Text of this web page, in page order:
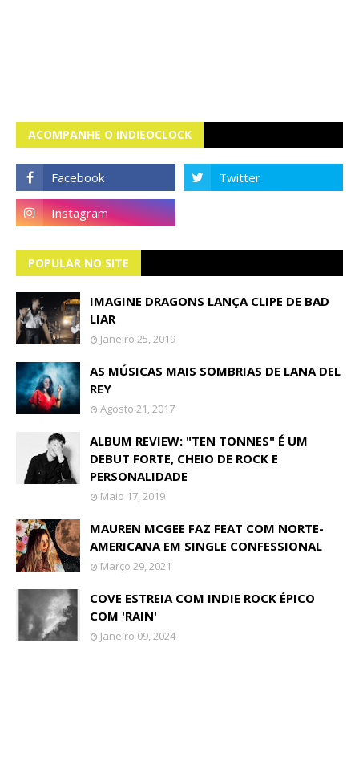
ACOMPANHE O INDIEOCLOCK
POPULAR NO SITE
IMAGINE DRAGONS LANÇA CLIPE DE BAD
LIAR
Janeiro 25, 2019
AS MÚSICAS MAIS SOMBRIAS DE LANA DEL
REY
Agosto 21, 2017
ALBUM REVIEW: "TEN TONNES" É UM
DEBUT FORTE, CHEIO DE ROCK E
PERSONALIDADE
Maio 17, 2019
MAUREN MCGEE FAZ FEAT COM NORTE-
AMERICANA EM SINGLE CONFESSIONAL
Março 29, 2021
COVE ESTREIA COM INDIE ROCK ÉPICO
COM 'RAIN'
Janeiro 09, 2024